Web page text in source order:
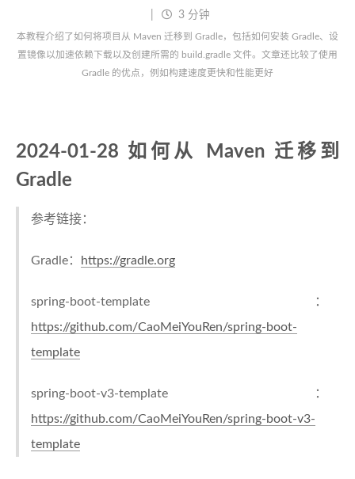
3 分钟
本教程介绍了如何将项目从 Maven 迁移到 Gradle，包括如何安装 Gradle、设
置镜像以加速依赖下载以及创建所需的 build.gradle 文件。文章还比较了使用
Gradle 的优点，例如构建速度更快和性能更好
2024-01-28 如何从 Maven 迁移到
Gradle
参考链接：
Gradle： https://gradle.org
spring-boot-template：
https://github.com/CaoMeiYouRen/spring-boot-
template
spring-boot-v3-template：
https://github.com/CaoMeiYouRen/spring-boot-v3-
template